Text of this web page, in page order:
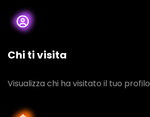
Chi ti visita
Visualizza chi ha visitato il tuo profilo